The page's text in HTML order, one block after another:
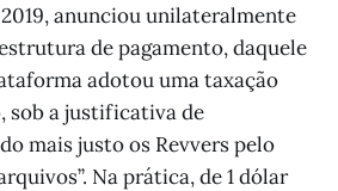
anunciou unilateralmente
de pagamento, daquele
adotou uma taxação
sob a justificativa de
mais justo os Revvers pelo
Na prática, de 1 dólar